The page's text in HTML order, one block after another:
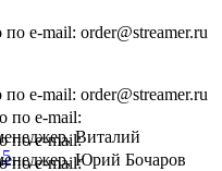
по e-mail: order@streamer.ru
по e-mail: order@streamer.ru
по e-mail:
Виталий
по e-mail:
Юрий Бочаров
по e-mail: